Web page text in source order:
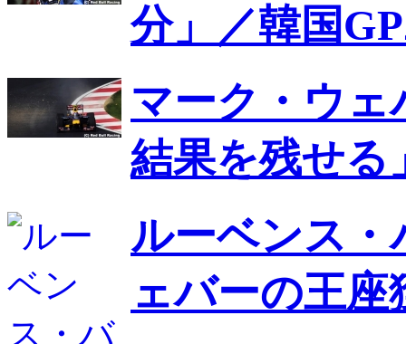
分」／韓国
マーク・ウ
結果を残せる
ルーベンス・
ェバーの王座